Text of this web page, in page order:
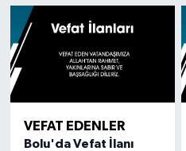
VEFAT EDENLER
Bolu'da Vefat İlanı